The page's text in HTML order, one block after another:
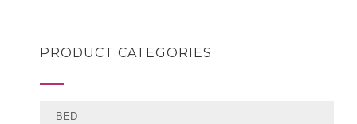
PRODUCT CATEGORIES
BED